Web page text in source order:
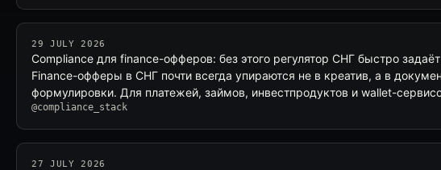
29 JULY 2026
Compliance для finance-офферов: без этого регулятор СНГ быстро
Finance-офферы в СНГ почти всегда упираются не в креатив, а в
формулировки. Для платежей, займов, инвестпродуктов и wallet-
@compliance_stack
27 JULY 2026